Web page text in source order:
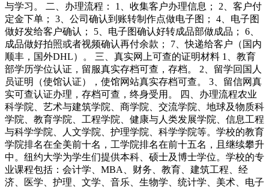
与学习。 二、办理流程： 1、收集客户办理信息； 2、客户付
定金下单； 3、公司确认到账转制作点做电子图； 4、电子图
做好发给客户确认； 5、电子图确认好转成品部做成品； 6、
成品做好拍照或者视频确认再付余款； 7、快递给客户（国内
顺丰，国外DHL）。 三、真实网上可查的证明材料 1、教育
部学历学位认证，留服真实存档可查，存档。 2、留学回国人
员证明（使馆认证），使馆网站真实存档可查。 3、留信网真
实可查认证办理，存档可查，终身受用。 四、办理流程农业
科学院、艺术与建筑学院、商学院、交流学院、地球及物质科
学院、教育学院、工程学院、健康与人类发展学院、信息工程
与科学学院、人文学院、护理学院、科学学院等。学校的教育
学院排名在全美前十名，工学院排名在前十五名，且继续攀升
中。纽约大学为学生们提供本科、硕士及博士学位。学校的专
业课程包括：会计学、MBA、财务、教育、建筑工程、经
济、医学、护理、文学、音乐、生物学、统计学、美术、电子